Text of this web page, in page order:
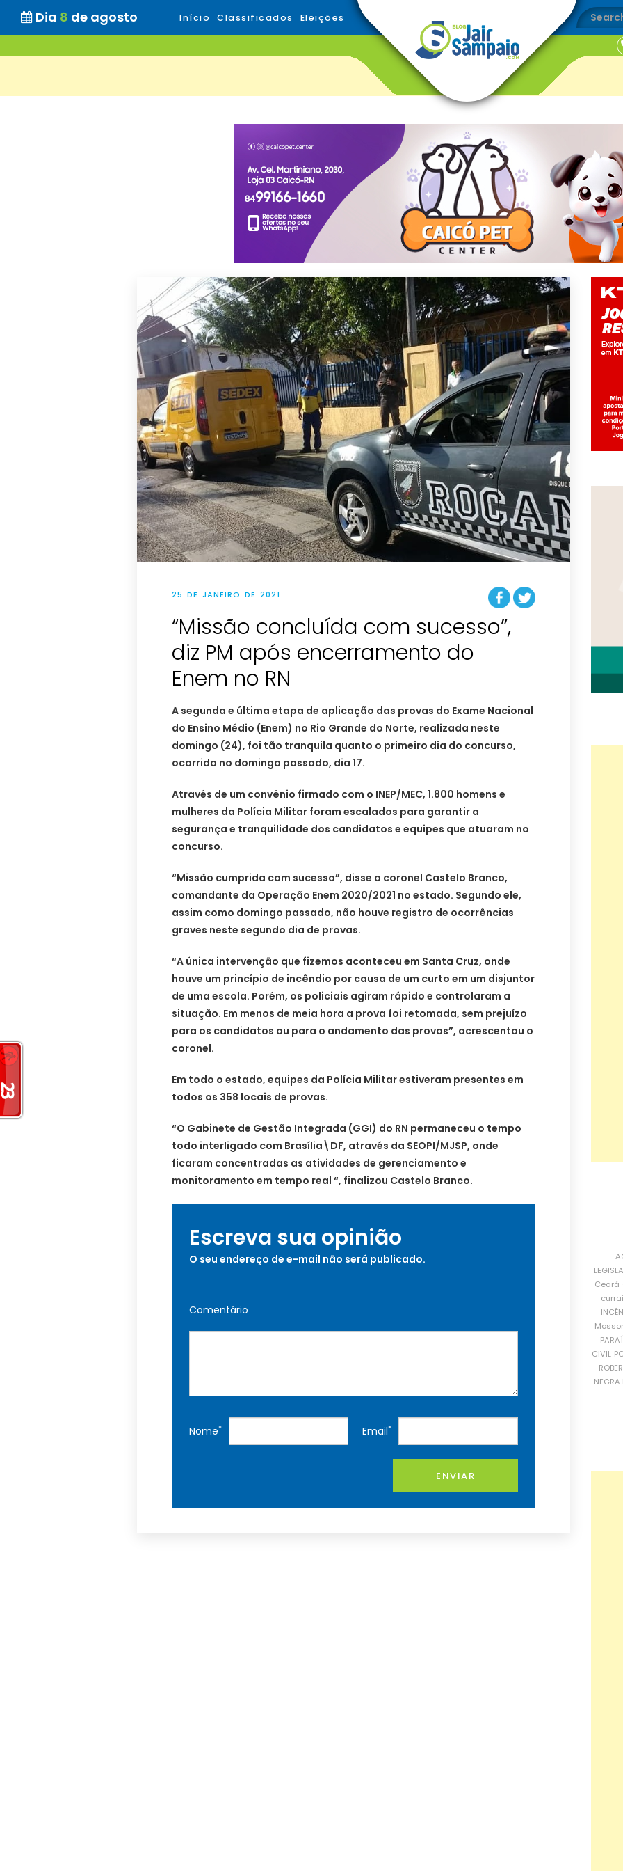
Dia 8 de agosto Início Classificados Eleições
25 DE JANEIRO DE 2021
“Missão concluída com sucesso”,
diz PM após encerramento do
Enem no RN
A segunda e última etapa de aplicação das provas do Exame Nacional
do Ensino Médio (Enem) no Rio Grande do Norte, realizada neste
domingo (24), foi tão tranquila quanto o primeiro dia do concurso,
ocorrido no domingo passado, dia 17.
Através de um convênio firmado com o INEP/MEC, 1.800 homens e
mulheres da Polícia Militar foram escalados para garantir a
segurança e tranquilidade dos candidatos e equipes que atuaram no
concurso.
“Missão cumprida com sucesso”, disse o coronel Castelo Branco,
comandante da Operação Enem 2020/2021 no estado. Segundo ele,
assim como domingo passado, não houve registro de ocorrências
graves neste segundo dia de provas.
“A única intervenção que fizemos aconteceu em Santa Cruz, onde
houve um princípio de incêndio por causa de um curto em um disjuntor
de uma escola. Porém, os policiais agiram rápido e controlaram a
situação. Em menos de meia hora a prova foi retomada, sem prejuízo
para os candidatos ou para o andamento das provas”, acrescentou o
coronel.
Em todo o estado, equipes da Polícia Militar estiveram presentes em
todos os 358 locais de provas.
“O Gabinete de Gestão Integrada (GGI) do RN permaneceu o tempo
todo interligado com Brasília\DF, através da SEOPI/MJSP, onde
ficaram concentradas as atividades de gerenciamento e
monitoramento em tempo real “, finalizou Castelo Branco.
Escreva sua opinião
O seu endereço de e-mail não será publicado.
Comentário
Nome* Email*
ENVIAR
Ceará
CIVIL
NEGRA